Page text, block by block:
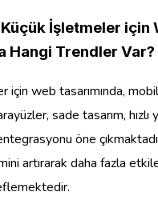
İşletmeler için
Hangi Trendler Var?
için web tasarımında,
sade tasarım,
öne
artırarak daha fazla